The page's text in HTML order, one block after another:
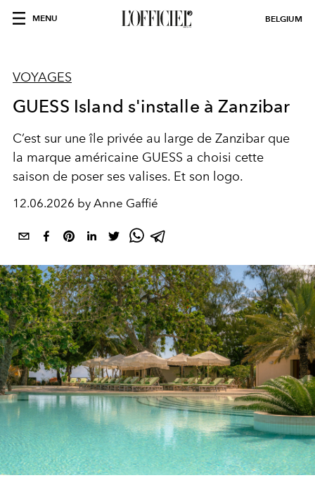
MENU BELGIUM
VOYAGES
GUESS Island s'installe à Zanzibar
C’est sur une île privée au large de Zanzibar que
la marque américaine GUESS a choisi cette
saison de poser ses valises. Et son logo.
12.06.2026 by Anne Gaffié